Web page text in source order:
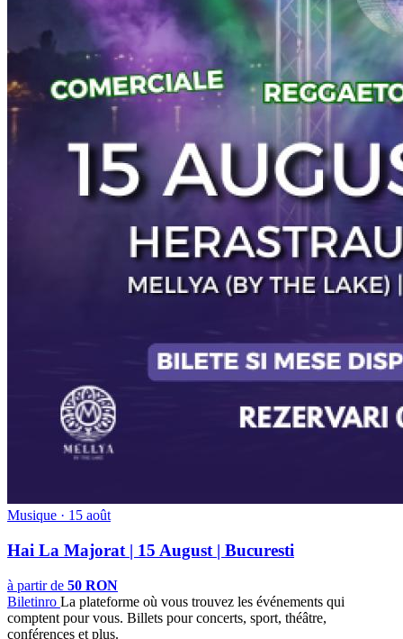
Musique · 15 août
Hai La Majorat | 15 August | Bucuresti
à partir de 50 RON
Biletinro La plateforme où vous trouvez les événements qui
comptent pour vous. Billets pour concerts, sport, théâtre,
conférences et plus.